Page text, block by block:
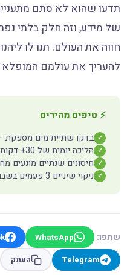
תדעו שהוא לא סתם
של מידע, וזה חלק בלתי
חווה את העולם. תנו לו
להעריך את עולמם המופלא
⚡ טיפים מהירים
✓ בדקו שתיית מים מספקת — לפחות 50 מ"ל
✓ הליכה יומית של 30+ דקות חיונית לבריאות ולנפש
✓ חיסונים שנתיים מונעים
✓ ניקוי שיניים 3 פעמים בשבוע מונע מחלות חניכיים
שתפו: WhatsApp
Telegram
העתק